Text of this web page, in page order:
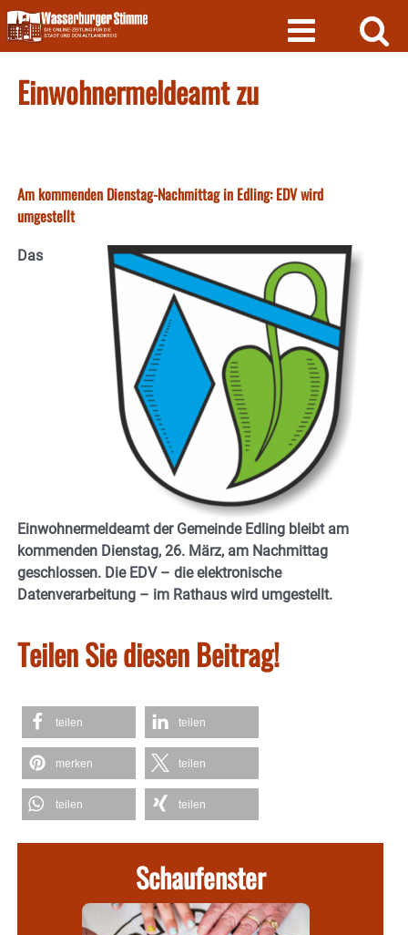
Skip
to
content
Einwohnermeldeamt zu
Am kommenden Dienstag-Nachmittag in Edling: EDV wird
umgestellt
Das
Einwohnermeldeamt der Gemeinde Edling bleibt am
kommenden Dienstag, 26. März, am Nachmittag
geschlossen. Die EDV – die elektronische
Datenverarbeitung – im Rathaus wird umgestellt.
Teilen Sie diesen Beitrag!
teilen teilen
merken teilen
teilen teilen
Schaufenster